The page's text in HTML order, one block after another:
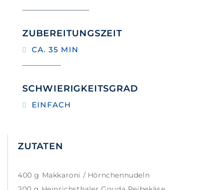
ZUBEREITUNGSZEIT
CA. 35 MIN
SCHWIERIGKEITSGRAD
EINFACH
ZUTATEN
400 g Makkaroni / Hörnchennudeln